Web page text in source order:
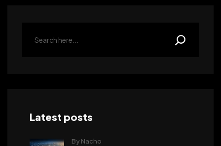
Latest posts
By Nacho